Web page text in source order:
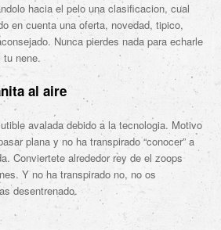
hacia el pelo una clasificacion, cual
en cuenta una oferta, novedad, tipico,
Nunca pierdes nada para echarle
nene.
al aire
avalada debido a la tecnologia. Motivo
plana y no ha transpirado “conocer” a
Conviertete alrededor rey de el zoops
Y no ha transpirado no, no os
desentrenado.